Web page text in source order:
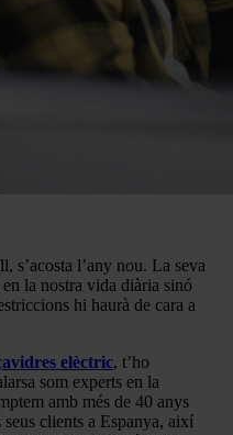
s’acosta l’any nou. La seva
la nostra vida diària sinó
hi haurà de cara a
elèctric, t’ho
som experts en la
amb més de 40 anys
clients a Espanya, així